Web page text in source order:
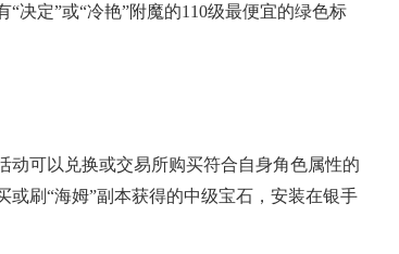
决定”或“冷艳”附魔的110级最便宜的绿色标
动可以兑换或交易所购买符合自身角色属性的
刷“海姆”副本获得的中级宝石，安装在银手